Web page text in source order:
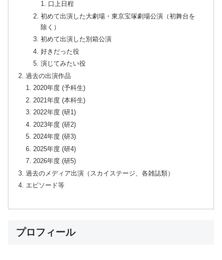
口上日程
初めて出演した大劇場・東京宝塚劇場公演（初舞台を
除く）
初めて出演した別箱公演
好きだった役
演じてみたい役
過去の出演作品
2020年度 (予科生)
2021年度 (本科生)
2022年度 (研1)
2023年度 (研2)
2024年度 (研3)
2025年度 (研4)
2026年度 (研5)
過去のメディア出演（スカイステージ、各雑誌類）
エピソード等
プロフィール